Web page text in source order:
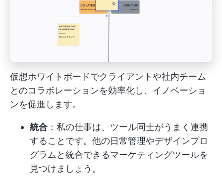
仮想ホワイトボードでクライアントや社内チーム
とのコラボレーションを効率化し、イノベーショ
ンを促進します。
統合 ：私の仕事は、ツール同士がうまく連携
することです。他の日常管理やデザインプロ
グラムと統合できるマーケティングツールを
見つけましょう。